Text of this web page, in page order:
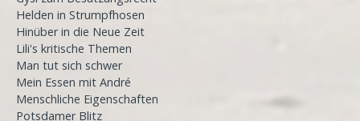
Helden in Strumpfhosen
Hinüber in die Neue Zeit
Lili's kritische Themen
Man tut sich schwer
Mein Essen mit André
Menschliche Eigenschaften
Potsdamer Blitz